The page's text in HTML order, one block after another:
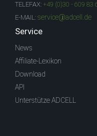
TELEFAX: +49 (0)30 - 609 83
E-MAIL: service@adcell.de
Service
News
Affiliate-Lexikon
Download
API
Unterstütze ADCELL